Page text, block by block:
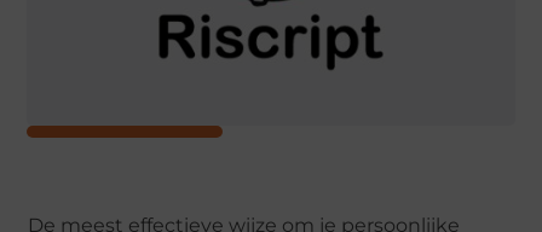
De meest effectieve wijze om je persoonlijke